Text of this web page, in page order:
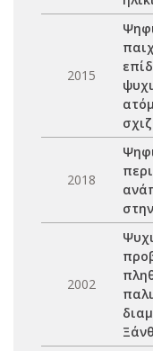
2015
2018
2002